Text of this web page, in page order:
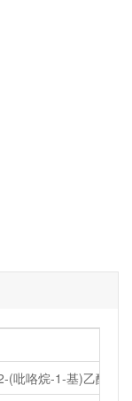
(吡咯烷-1-基)乙酸盐